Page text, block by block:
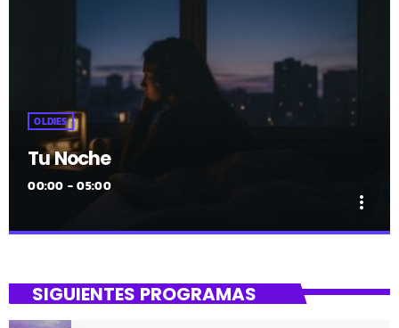
OLDIES
Tu Noche
00:00 - 05:00
more_vert
gure gaua
SIGUIENTES PROGRAMAS